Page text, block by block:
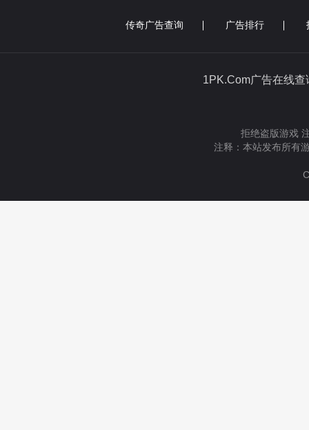
传奇广告查询 广告排行
1PK.Com广告在
拒绝盗版游戏
注释：本站发布所有